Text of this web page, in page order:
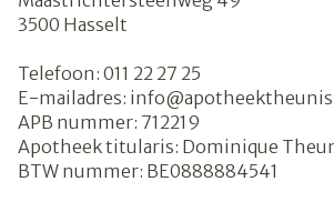
3500 Hasselt
Telefoon: 011 22 27 25
E-mailadres: info@
APB nummer: 712219
Apotheek titularis: Dominique
BTW nummer: BE0888884541